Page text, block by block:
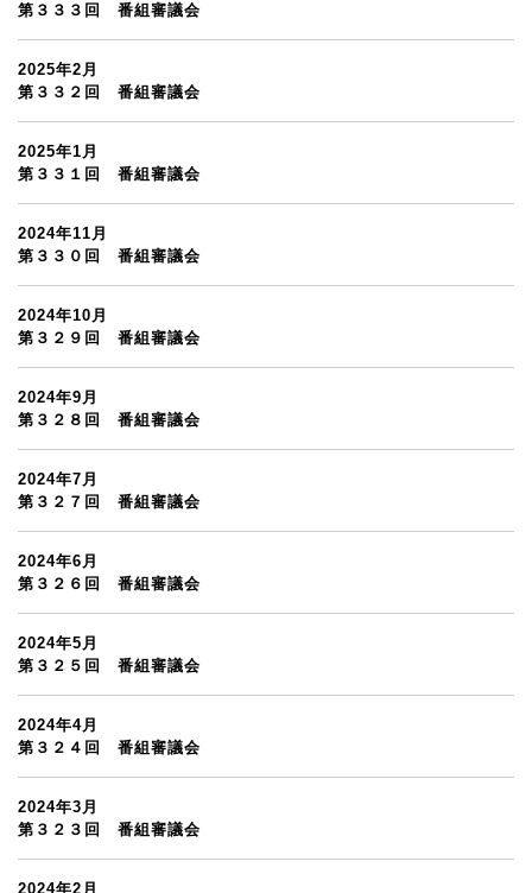
第３３３回 番組審議会
2025年2月
第３３２回 番組審議会
2025年1月
第３３１回 番組審議会
2024年11月
第３３０回 番組審議会
2024年10月
第３２９回 番組審議会
2024年9月
第３２８回 番組審議会
2024年7月
第３２７回 番組審議会
2024年6月
第３２６回 番組審議会
2024年5月
第３２５回 番組審議会
2024年4月
第３２４回 番組審議会
2024年3月
第３２３回 番組審議会
2024年2月